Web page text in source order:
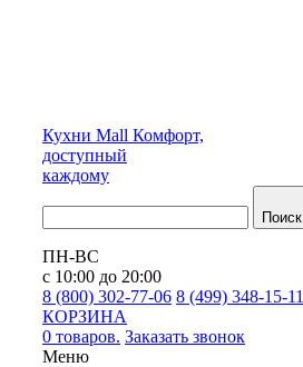
Кухни Mall Комфорт,
доступный
каждому
Поиск
ПН-ВС
с 10:00 до 20:00
8 (800) 302-77-06 8 (499) 348-15-11
КОРЗИНА
0 товаров. Заказать звонок
Меню